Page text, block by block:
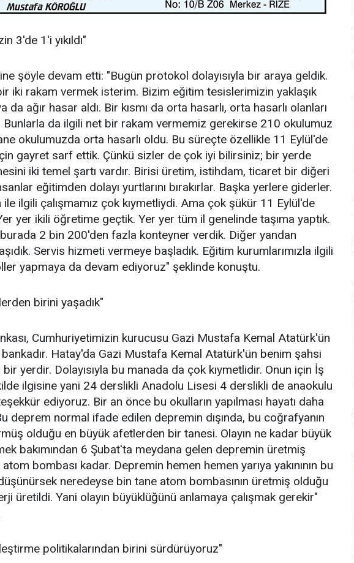
3'de 1'i yıkıldı"
şöyle devam etti: "Bugün protokol dolayısıyla bir araya geldik.
iki rakam vermek isterim. Bizim eğitim tesislerimizin yaklaşık
da ağır hasar aldı. Bir kısmı da orta hasarlı, orta hasarlı olanları
Bunlarla da ilgili net bir rakam vermemiz gerekirse 210 okulumuz
okulumuzda orta hasarlı oldu. Bu süreçte özellikle 11 Eylül'de
için gayret sarf ettik. Çünkü sizler de çok iyi bilirsiniz; bir yerde
iki temel şartı vardır. Birisi üretim, istihdam, ticaret bir diğeri
eğitimden dolayı yurtlarını bırakırlar. Başka yerlere giderler.
ile ilgili çalışmamız çok kıymetliydi. Ama çok şükür 11 Eylül'de
Yer yer ikili öğretime geçtik. Yer yer tüm il genelinde taşıma yaptık.
2 bin 200'den fazla konteyner verdik. Diğer yandan
Servis hizmeti vermeye başladık. Eğitim kurumlarımızla ilgili
yapmaya da devam ediyoruz" şeklinde konuştu.
birini yaşadık"
Cumhuriyetimizin kurucusu Gazi Mustafa Kemal Atatürk'ün
Hatay'da Gazi Mustafa Kemal Atatürk'ün benim şahsi
yerdir. Dolayısıyla bu manada da çok kıymetlidir. Onun için İş
ilgisine yani 24 derslikli Anadolu Lisesi 4 derslikli de anaokulu
ediyoruz. Bir an önce bu okulların yapılması hayatı daha
deprem normal ifade edilen depremin dışında, bu coğrafyanın
olduğu en büyük afetlerden bir tanesi. Olayın ne kadar büyük
bakımından 6 Şubat'ta meydana gelen depremin üretmiş
bombası kadar. Depremin hemen hemen yarıya yakınının bu
neredeyse bin tane atom bombasının üretmiş olduğu
üretildi. Yani olayın büyüklüğünü anlamaya çalışmak gerekir"
politikalarından birini sürdürüyoruz"